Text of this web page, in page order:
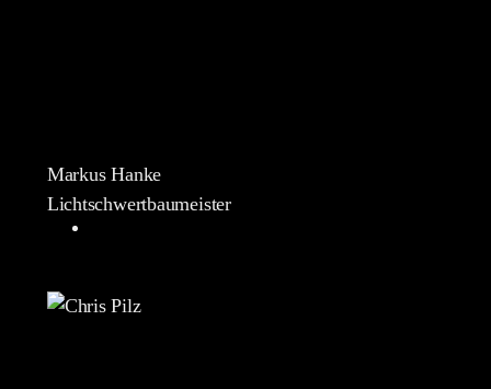
Markus Hanke
Lichtschwertbaumeister